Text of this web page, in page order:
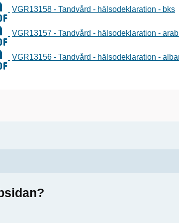
VGR13158 - Tandvård - hälsodeklaration - bks
VGR13157 - Tandvård - hälsodeklaration -
VGR13156 - Tandvård - hälsodeklaration -